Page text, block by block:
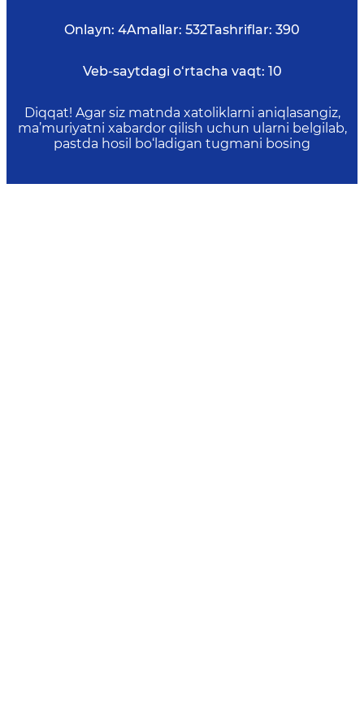
Onlayn: 4Amallar: 532Tashriflar: 390
Veb-saytdagi o‘rtacha vaqt: 10
Diqqat! Agar siz matnda xatoliklarni aniqlasangiz,
ma’muriyatni xabardor qilish uchun ularni belgilab,
pastda hosil bo‘ladigan tugmani bosing